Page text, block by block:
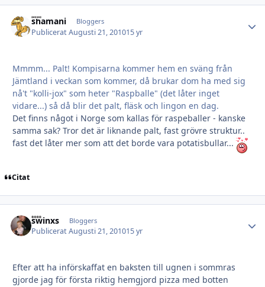
shamani Bloggers
PubliceratAugusti 21, 201015 yr
Mmmm... Palt! Kompisarna kommer hem en sväng från
Jämtland i veckan som kommer, då brukar dom ha med sig
nå't "kolli-jox" som heter "Raspballe" (det låter inget
vidare...) så då blir det palt, fläsk och lingon en dag.
Det finns något i Norge som kallas för raspeballer - kanske
samma sak? Tror det är liknande palt, fast grövre struktur..
fast det låter mer som att det borde vara potatisbullar...
Citat
swinxs Bloggers
PubliceratAugusti 21, 201015 yr
Efter att ha införskaffat en baksten till ugnen i sommras
gjorde jag för första riktig hemgjord pizza med botten